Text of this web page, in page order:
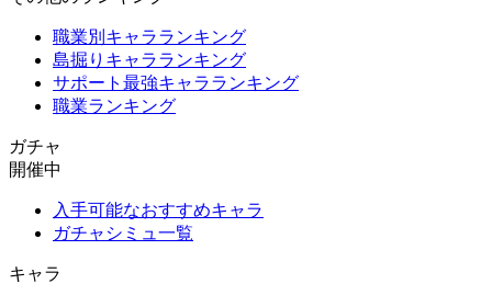
職業別キャラランキング
島掘りキャラランキング
サポート最強キャラランキング
職業ランキング
ガチャ
開催中
入手可能なおすすめキャラ
ガチャシミュ一覧
キャラ